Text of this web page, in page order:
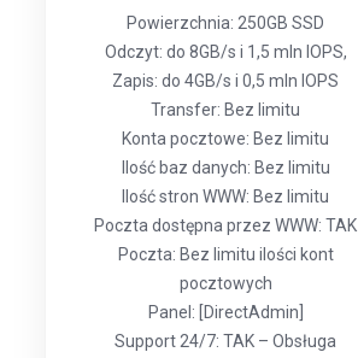
Powierzchnia: 250GB SSD
Odczyt: do 8GB/s i 1,5 mln IOPS,
Zapis: do 4GB/s i 0,5 mln IOPS
Transfer: Bez limitu
Konta pocztowe: Bez limitu
Ilość baz danych: Bez limitu
Ilość stron WWW: Bez limitu
Poczta dostępna przez WWW: TAK
Poczta: Bez limitu ilości kont
pocztowych
Panel: [DirectAdmin]
Support 24/7: TAK – Obsługa